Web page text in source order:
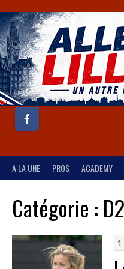
A LA UNE PROS ACADEMY
Catégorie :
1